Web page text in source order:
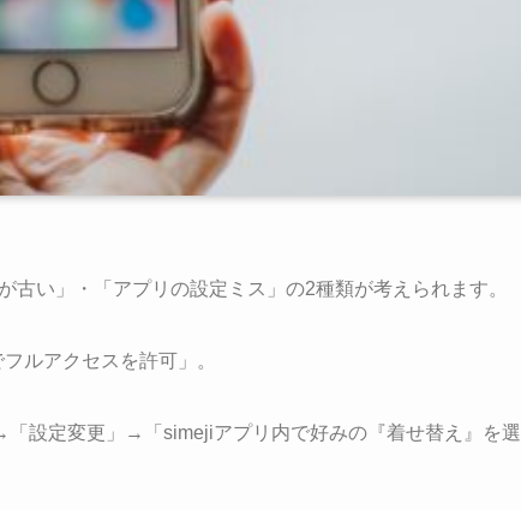
い」・「アプリの設定ミス」の2種類が考えられます。
ルアクセスを許可」。
設定変更」→「simejiアプリ内で好みの『着せ替え』を選